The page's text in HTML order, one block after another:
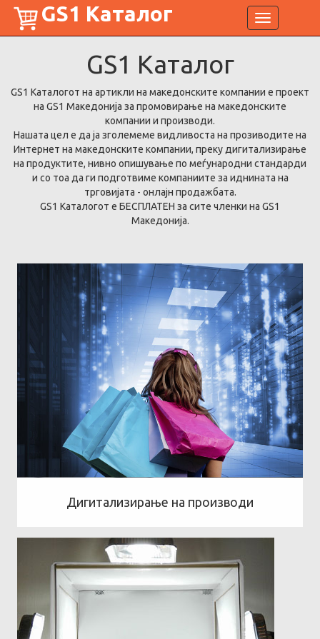
Toggle
navigation
GS1 Каталог
GS1 Каталог
GS1 Каталогот на артикли на македонските компании е проект
на GS1 Македонија за промовирање на македонските
компании и производи.
Нашата цел е да ја зголемеме видливоста на прозиводите на
Интернет на македонските компании, преку дигитализирање
на продуктите, нивно опишување по меѓународни стандарди
и со тоа да ги подготвиме компаниите за иднината на
трговијата - онлајн продажбата.
GS1 Каталогот е БЕСПЛАТЕН за сите членки на GS1
Македонија.
Дигитализирање на производи